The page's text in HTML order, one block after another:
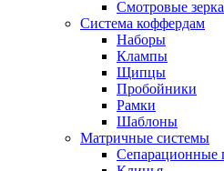
Смотровые
Система коффердам
Наборы
Клампы
Щипцы
Пробойники
Рамки
Шаблоны
Матричные системы
Сепарационные